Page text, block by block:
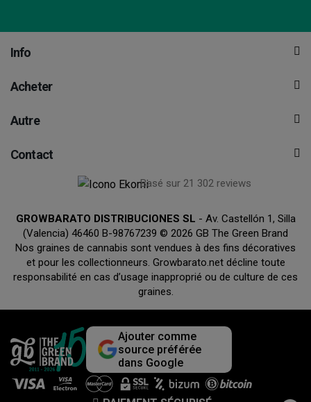
Info
Acheter
Autre
Contact
Basé sur 21 302 reviews
GROWBARATO DISTRIBUCIONES SL - Av. Castellón 1, Silla
(Valencia) 46460 B-98767239 © 2026 GB The Green Brand
Nos graines de cannabis sont vendues à des fins décoratives
et pour les collectionneurs. Growbarato.net décline toute
responsabilité en cas d’usage inapproprié ou de culture de ces
graines.
Ajouter comme
source préférée
dans Google